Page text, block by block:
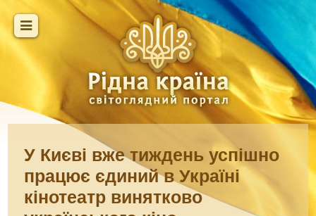
У Києві вже тиждень успішно
працює єдиний в Україні
кінотеатр винятково